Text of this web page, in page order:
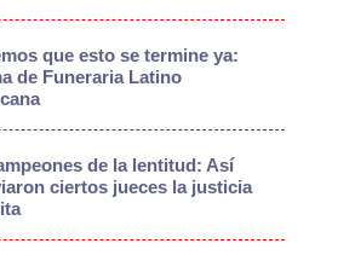
que esto se termine ya:
de Funeraria Latino
de la lentitud: Así
ciertos jueces la justicia